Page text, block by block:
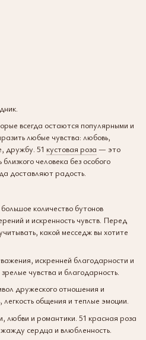
всегда остаются популярными и
любые чувства: любовь,
дружбу. 51 кустовая роза — это
человека без особого
доставляют радость.
количество бутонов
и искренность чувств. Перед
какой месседж вы хотите
искренней благодарности и
чувства и благодарность.
дружеского отношения и
общения и теплые эмоции.
любви и романтики. 51 красная роза
сердца и влюбленность.